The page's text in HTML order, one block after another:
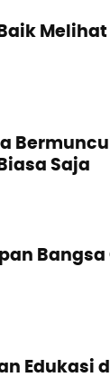
Saja
Edukasi